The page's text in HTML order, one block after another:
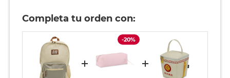
Completa tu orden con:
-20%